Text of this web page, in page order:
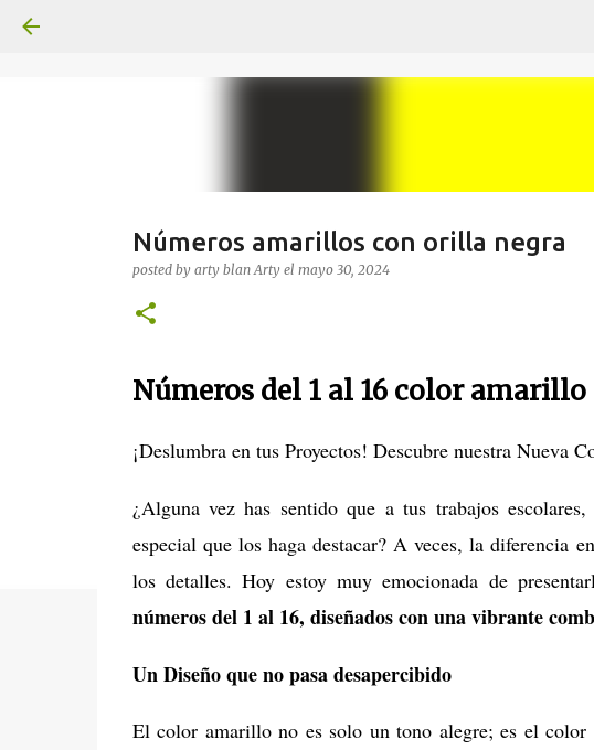
Números amarillos con orilla negra
posted by arty blanArty el mayo 30, 2024
Números del 1 al 16 color
¡Deslumbra en tus Proyectos! Descubre nuestra Nueva
¿Alguna vez has sentido que a tus trabajos
especial que los haga destacar? A veces, la diferencia
los detalles. Hoy estoy muy emocionada de
números del 1 al 16, diseñados con una vibrante
Un Diseño que no pasa desapercibido
El color amarillo no es solo un tono alegre; es el